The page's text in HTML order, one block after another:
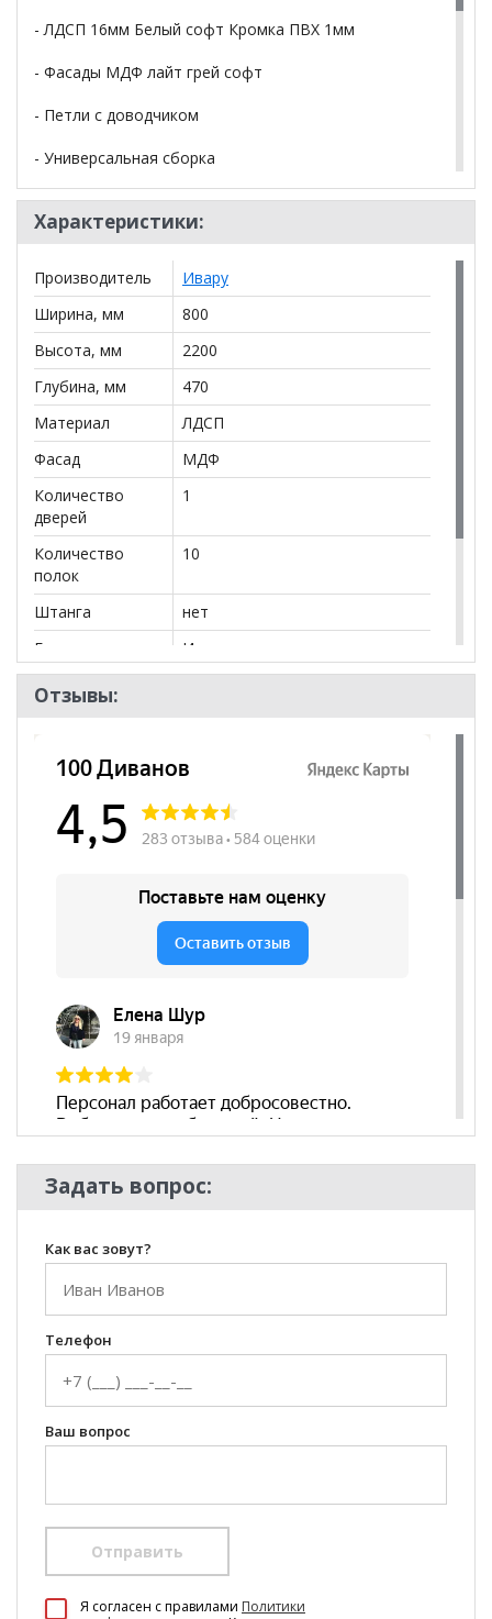
- ЛДСП 16мм Белый софт Кромка ПВХ 1мм
- Фасады МДФ лайт грей софт
- Петли с доводчиком
- Универсальная сборка
Вес: 90 кг Объём: 0.161 м3
*Дополнительную информацию о том, как купить
Стеллаж Урбан 3
уточняйте у нашего менеджера по
телефону +79292022735
**Цены на официальном сайте
действительны только для интернет-магазинаи
могут отличаться от цен в розничных магазинах-
салонах сети!
Характеристики:
Производитель
Ивару
Ширина, мм
800
Высота, мм
2200
Глубина, мм
470
Материал
ЛДСП
Фасад
МДФ
Количество
дверей
1
Количество
полок
10
Штанга
нет
Бренд
Ивару
Стиль
Комната
Спальня, Детская
Пол
Отзывы:
Задать вопрос:
Как вас зовут?
Телефон
Ваш вопрос
Отправить
Я согласен c правилами Политики